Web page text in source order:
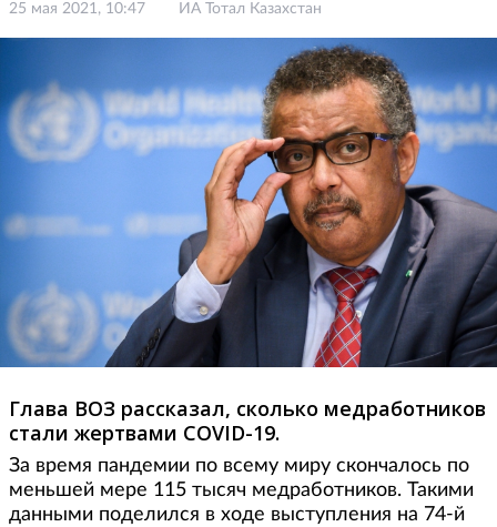
25 мая 2021, 10:47 ИА Тотал Казахстан
Глава ВОЗ рассказал, сколько медработников
стали жертвами COVID-19.
За время пандемии по всему миру скончалось по
меньшей мере 115 тысяч медработников. Такими
данными поделился в ходе выступления на 74-й